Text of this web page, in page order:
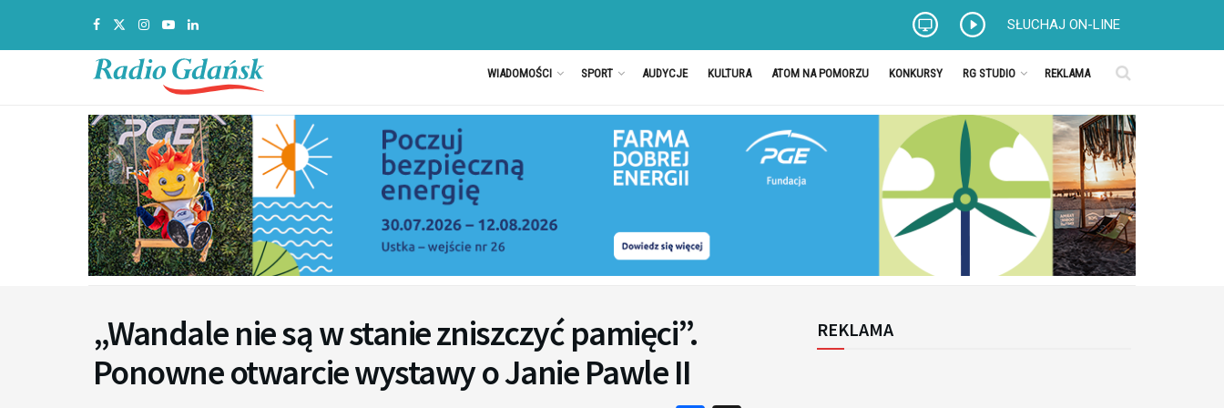
SŁUCHAJ ON-LINE
WIADOMOŚCI SPORT AUDYCJE KULTURA ATOM NA POMORZU KONKURSY RG STUDIO REKLAMA
„Wandale nie są w stanie zniszczyć pamięci”.
Ponowne otwarcie wystawy o Janie Pawle II
REKLAMA